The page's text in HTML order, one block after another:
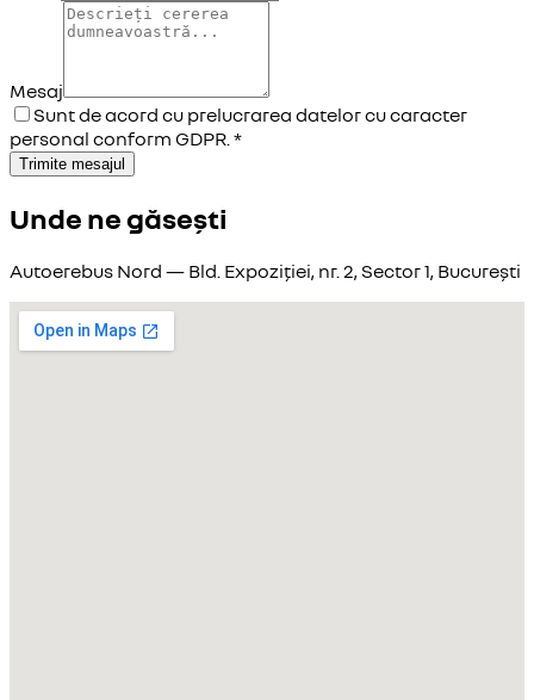
Mesaj
Sunt de acord cu prelucrarea datelor cu caracter
personal conform GDPR. *
Trimite mesajul
Unde ne găsești
Autoerebus Nord — Bld. Expoziției, nr. 2, Sector 1, București